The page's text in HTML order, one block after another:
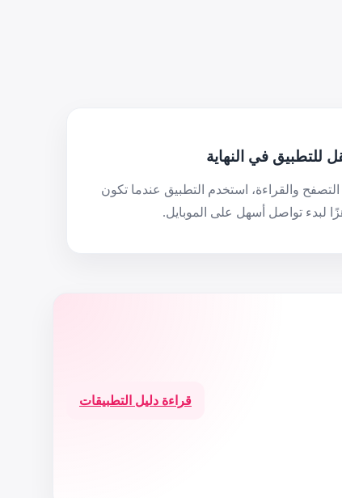
للتطبيق في النهاية
التصفح والقراءة، استخدم التطبيق عندما تكون
لبدء تواصل أسهل على الموبايل.
قراءة دليل التطبيقات